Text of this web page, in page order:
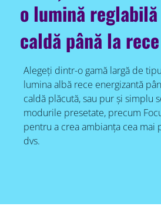
o lumină
caldă până la rece
Alegeți dintr-o gamă largă de
lumina albă rece energizantă
caldă plăcută, sau pur și simplu
modurile presetate, precum
pentru a crea ambianța cea mai
dvs.